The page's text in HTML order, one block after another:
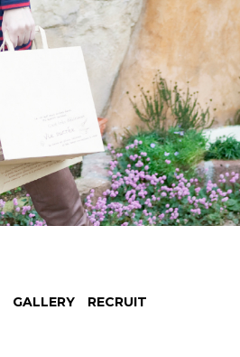
GALLERY
RECRUIT